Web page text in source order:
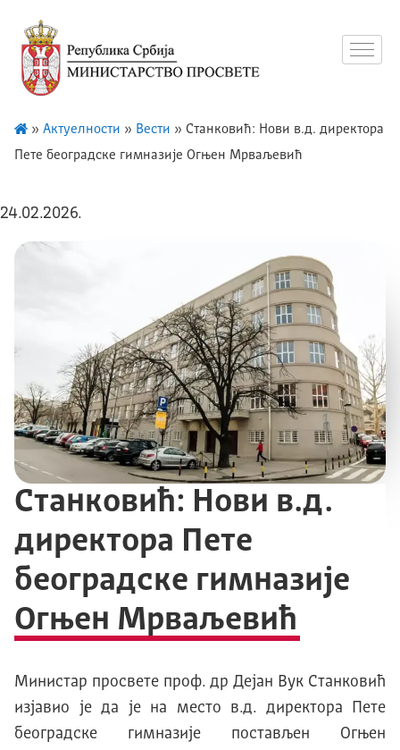
» Актуелности » Вести » Станковић: Нови в.д. директора
Пете београдске гимназије Огњен Мрваљевић
24.02.2026.
Станковић: Нови в.д.
директора Пете
београдске гимназије
Огњен Мрваљевић
Министар просвете проф. др Дејан Вук Станковић
изјавио је да је на место в.д. директора Пете
београдске гимназије постављен Огњен